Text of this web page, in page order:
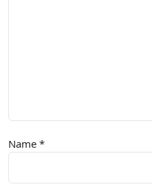
Name *